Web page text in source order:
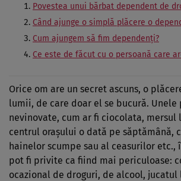
Povestea unui bărbat dependent de
Când ajunge o simplă plăcere o
Cum ajungem să fim dependenți?
Ce este de făcut cu o persoană care
Orice om are un secret ascuns, o
lumii, de care doar el se bucură.
nevinovate, cum ar fi ciocolata, mersul
centrul orașului o dată pe săptămână,
hainelor scumpe sau al ceasurilor
pot fi privite ca fiind mai periculoase:
ocazional de droguri, de alcool,